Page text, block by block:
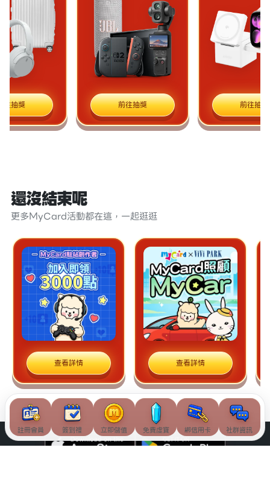
獎 前往抽獎 前往抽獎
還沒結束呢
更多MyCard活動都在這，一起逛逛
查看詳情 查看詳情
註冊會員 簽到禮 立即儲值 免費虛寶 綁信用卡 社群資訊